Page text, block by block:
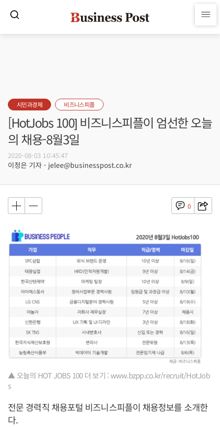
시민과경제 비즈니스피플
[HotJobs 100] 비즈니스피플이 엄선한 오늘
의 채용-8월3일
2020-08-03 10:45:47
이정은 기자 - jelee@businesspost.co.kr
0
▲ 오늘의 HOT JOBS 100 더 보기 : www.bzpp.co.kr/recruit/HotJob
s
전문 경력직 채용포털 비즈니스피플이 채용정보를 소개한
다.